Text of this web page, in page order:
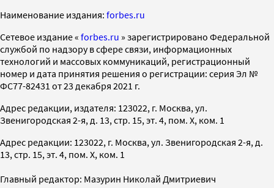
Наименование издания: forbes.ru
Cетевое издание « forbes.ru » зарегистрировано Федеральной
службой по надзору в сфере связи, информационных
технологий и массовых коммуникаций, регистрационный
номер и дата принятия решения о регистрации: серия Эл №
ФС77-82431 от 23 декабря 2021 г.
Адрес редакции, издателя: 123022, г. Москва, ул.
Звенигородская 2-я, д. 13, стр. 15, эт. 4, пом. X, ком. 1
Адрес редакции: 123022, г. Москва, ул. Звенигородская 2-я, д.
13, стр. 15, эт. 4, пом. X, ком. 1
Главный редактор: Мазурин Николай Дмитриевич